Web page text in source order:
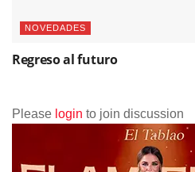
NOVEDADES
Regreso al futuro
Please login to join discussion